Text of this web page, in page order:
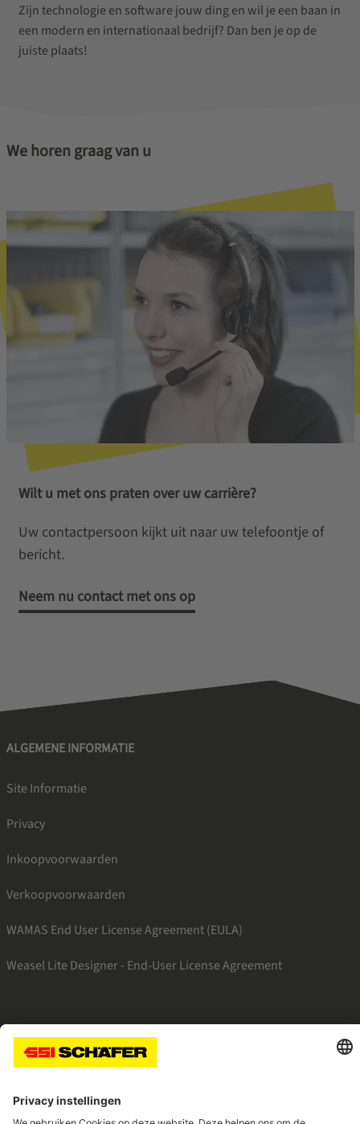
Zijn technologie en software jouw ding en wil je een baan in
een modern en internationaal bedrijf? Dan ben je op de
juiste plaats!
We horen graag van u
Wilt u met ons praten over uw carrière?
Uw contactpersoon kijkt uit naar uw telefoontje of
bericht.
Neem nu contact met ons op
ALGEMENE INFORMATIE
Site Informatie
Privacy
Inkoopvoorwaarden
Verkoopvoorwaarden
WAMAS End User License Agreement (EULA)
Weasel Lite Designer - End-User License Agreement
SSI facebookSSI linkedinSSI youtube